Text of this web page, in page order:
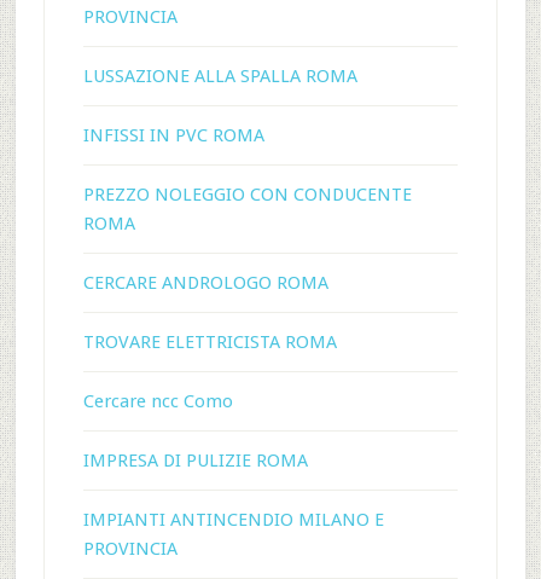
PROVINCIA
LUSSAZIONE ALLA SPALLA ROMA
INFISSI IN PVC ROMA
PREZZO NOLEGGIO CON CONDUCENTE
ROMA
CERCARE ANDROLOGO ROMA
TROVARE ELETTRICISTA ROMA
Cercare ncc Como
IMPRESA DI PULIZIE ROMA
IMPIANTI ANTINCENDIO MILANO E
PROVINCIA